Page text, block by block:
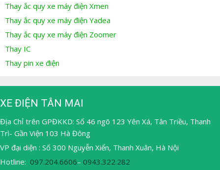
Thay ắc quy xe máy điện Xmen
Thay ắc quy xe máy điện Yadea
Thay ắc quy xe máy điện Zoomer
Thay IC
Thay pin xe điện
XE ĐIỆN TÂN MAI
Địa Chỉ trên GPĐKKD: Số 46 ngõ 123 Yên Xá, Tân Triều, Thanh
Trì- Gần Viện 103 Hà Đông
VP đại diện : Số 300 Nguyễn Xiển, Thanh Xuân, Hà Nội
Hotline: 097.204.6606– 0943.322.282